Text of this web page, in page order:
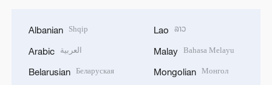
Albanian Shqip
Arabic العربية
Belarusian Беларуская
Lao ລາວ
Malay Bahasa Melayu
Mongolian Монгол